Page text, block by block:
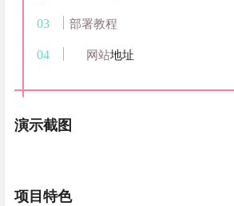
部署教程
网站地址
演示截图
项目特色